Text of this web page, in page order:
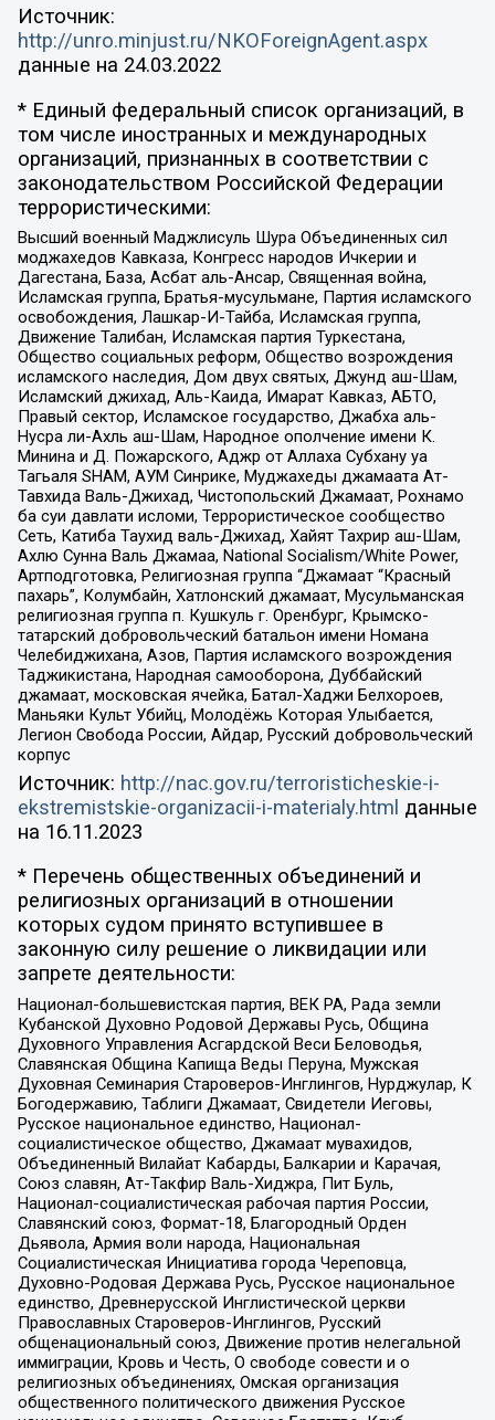
Источник:
http://unro.minjust.ru/NKOForeignAgent.aspx
данные на 24.03.2022
* Единый федеральный список организаций, в
том числе иностранных и международных
организаций, признанных в соответствии с
законодательством Российской Федерации
террористическими:
Высший военный Маджлисуль Шура Объединенных сил
моджахедов Кавказа, Конгресс народов Ичкерии и
Дагестана, База, Асбат аль-Ансар, Священная война,
Исламская группа, Братья-мусульмане, Партия исламского
освобождения, Лашкар-И-Тайба, Исламская группа,
Движение Талибан, Исламская партия Туркестана,
Общество социальных реформ, Общество возрождения
исламского наследия, Дом двух святых, Джунд аш-Шам,
Исламский джихад, Аль-Каида, Имарат Кавказ, АБТО,
Правый сектор, Исламское государство, Джабха аль-
Нусра ли-Ахль аш-Шам, Народное ополчение имени К.
Минина и Д. Пожарского, Аджр от Аллаха Субхану уа
Тагьаля SHAM, АУМ Синрике, Муджахеды джамаата Ат-
Тавхида Валь-Джихад, Чистопольский Джамаат, Рохнамо
ба суи давлати исломи, Террористическое сообщество
Сеть, Катиба Таухид валь-Джихад, Хайят Тахрир аш-Шам,
Ахлю Сунна Валь Джамаа, National Socialism/White Power,
Артподготовка, Религиозная группа “Джамаат “Красный
пахарь”, Колумбайн, Хатлонский джамаат, Мусульманская
религиозная группа п. Кушкуль г. Оренбург, Крымско-
татарский добровольческий батальон имени Номана
Челебиджихана, Азов, Партия исламского возрождения
Таджикистана, Народная самооборона, Дуббайский
джамаат, московская ячейка, Батал-Хаджи Белхороев,
Маньяки Культ Убийц, Молодёжь Которая Улыбается,
Легион Свобода России, Айдар, Русский добровольческий
корпус
Источник: http://nac.gov.ru/terroristicheskie-i-
ekstremistskie-organizacii-i-materialy.html данные
на 16.11.2023
* Перечень общественных объединений и
религиозных организаций в отношении
которых судом принято вступившее в
законную силу решение о ликвидации или
запрете деятельности:
Национал-большевистская партия, ВЕК РА, Рада земли
Кубанской Духовно Родовой Державы Русь, Община
Духовного Управления Асгардской Веси Беловодья,
Славянская Община Капища Веды Перуна, Мужская
Духовная Семинария Староверов-Инглингов, Нурджулар, К
Богодержавию, Таблиги Джамаат, Свидетели Иеговы,
Русское национальное единство, Национал-
социалистическое общество, Джамаат мувахидов,
Объединенный Вилайат Кабарды, Балкарии и Карачая,
Союз славян, Ат-Такфир Валь-Хиджра, Пит Буль,
Национал-социалистическая рабочая партия России,
Славянский союз, Формат-18, Благородный Орден
Дьявола, Армия воли народа, Национальная
Социалистическая Инициатива города Череповца,
Духовно-Родовая Держава Русь, Русское национальное
единство, Древнерусской Инглистической церкви
Православных Староверов-Инглингов, Русский
общенациональный союз, Движение против нелегальной
иммиграции, Кровь и Честь, О свободе совести и о
религиозных объединениях, Омская организация
общественного политического движения Русское